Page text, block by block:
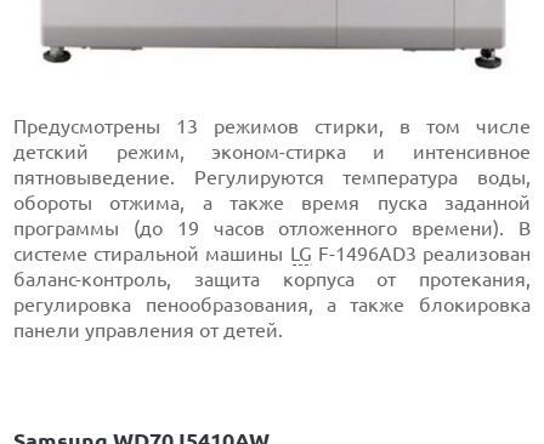
Предусмотрены 13 режимов стирки, в том числе
детский режим, эконом-стирка и интенсивное
пятновыведение. Регулируются температура воды,
обороты отжима, а также время пуска заданной
программы (до 19 часов отложенного времени). В
системе стиральной машины LG F-1496AD3 реализован
баланс-контроль, защита корпуса от протекания,
регулировка пенообразования, а также блокировка
панели управления от детей.